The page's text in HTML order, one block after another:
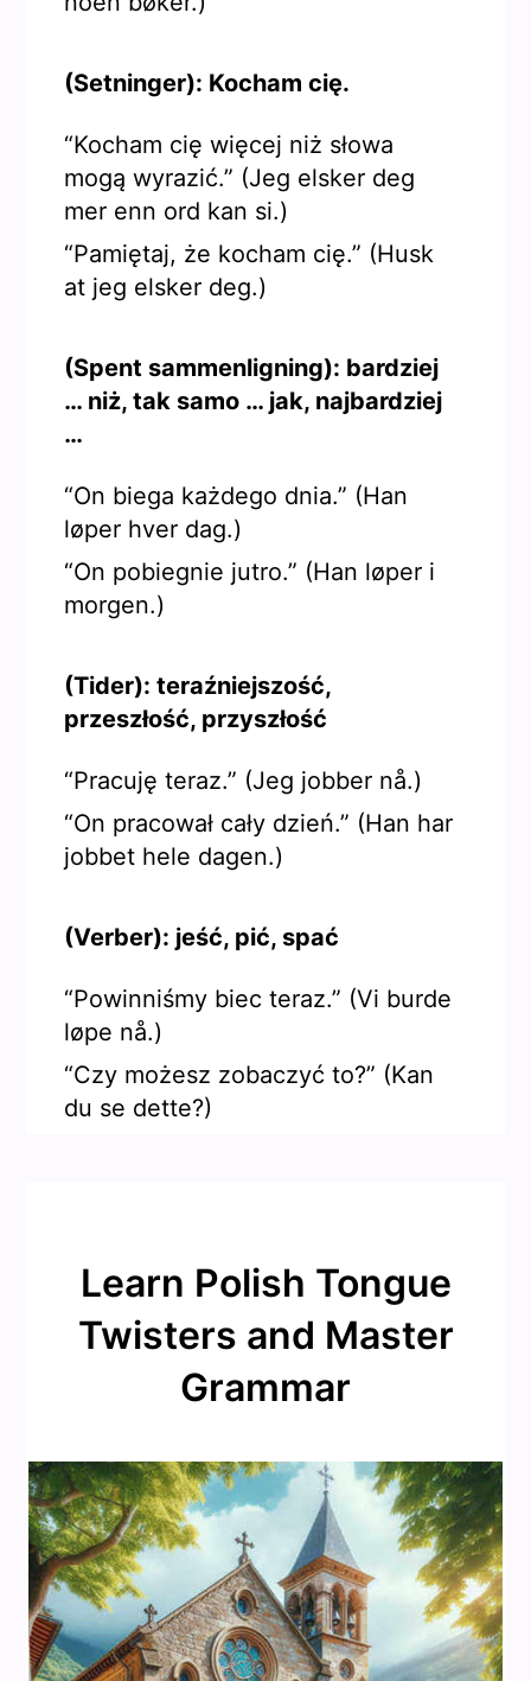
(Setninger): Kocham cię.
“Kocham cię więcej niż słowa
mogą wyrazić.” (Jeg elsker deg
mer enn ord kan si.)
“Pamiętaj, że kocham cię.” (Husk
at jeg elsker deg.)
(Spent sammenligning): bardziej
… niż, tak samo … jak, najbardziej
…
“On biega każdego dnia.” (Han
løper hver dag.)
“On pobiegnie jutro.” (Han løper i
morgen.)
(Tider): teraźniejszość,
przeszłość, przyszłość
“Pracuję teraz.” (Jeg jobber nå.)
“On pracował cały dzień.” (Han har
jobbet hele dagen.)
(Verber): jeść, pić, spać
“Powinniśmy biec teraz.” (Vi burde
løpe nå.)
“Czy możesz zobaczyć to?” (Kan
du se dette?)
Learn Polish Tongue
Twisters and Master
Grammar